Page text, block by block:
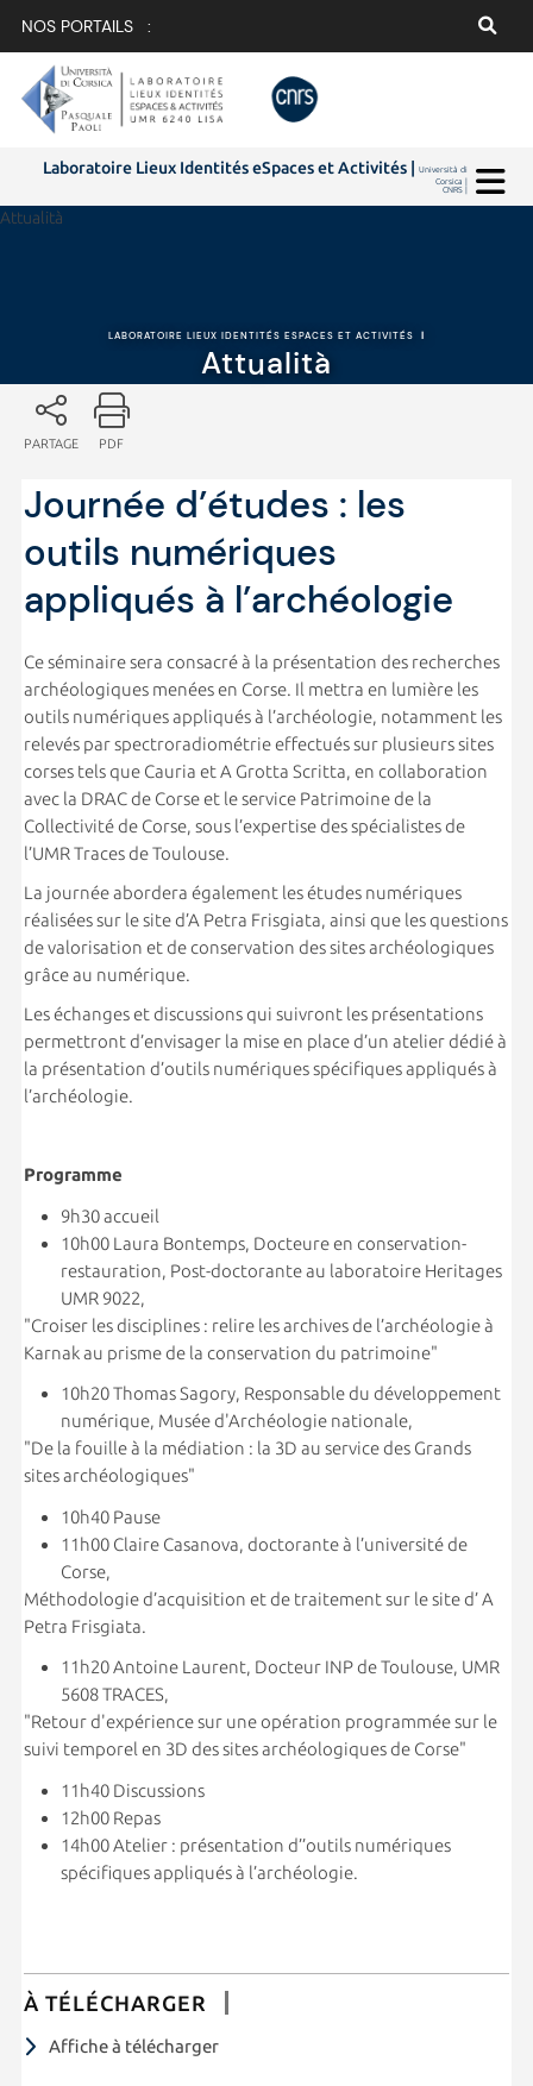
NOS PORTAILS :
Laboratoire Lieux Identités eSpaces et Activités |Università di
Corsica |
CNRS |
Attualità
LABORATOIRE LIEUX IDENTITÉS ESPACES ET ACTIVITÉS |
Attualità
PARTAGE PDF
Journée d’études : les
outils numériques
appliqués à l’archéologie
Ce séminaire sera consacré à la présentation des recherches
archéologiques menées en Corse. Il mettra en lumière les
outils numériques appliqués à l’archéologie, notamment les
relevés par spectroradiométrie effectués sur plusieurs sites
corses tels que Cauria et A Grotta Scritta, en collaboration
avec la DRAC de Corse et le service Patrimoine de la
Collectivité de Corse, sous l’expertise des spécialistes de
l’UMR Traces de Toulouse.
La journée abordera également les études numériques
réalisées sur le site d’A Petra Frisgiata, ainsi que les questions
de valorisation et de conservation des sites archéologiques
grâce au numérique.
Les échanges et discussions qui suivront les présentations
permettront d’envisager la mise en place d’un atelier dédié à
la présentation d’outils numériques spécifiques appliqués à
l’archéologie.
Programme
9h30 accueil
10h00 Laura Bontemps, Docteure en conservation-
restauration, Post-doctorante au laboratoire Heritages
UMR 9022,
"Croiser les disciplines : relire les archives de l’archéologie à
Karnak au prisme de la conservation du patrimoine"
10h20 Thomas Sagory, Responsable du développement
numérique, Musée d'Archéologie nationale,
"De la fouille à la médiation : la 3D au service des Grands
sites archéologiques"
10h40 Pause
11h00 Claire Casanova, doctorante à l’université de
Corse,
Méthodologie d’acquisition et de traitement sur le site d’ A
Petra Frisgiata.
11h20 Antoine Laurent, Docteur INP de Toulouse, UMR
5608 TRACES,
"Retour d'expérience sur une opération programmée sur le
suivi temporel en 3D des sites archéologiques de Corse"
11h40 Discussions
12h00 Repas
14h00 Atelier : présentation d’’outils numériques
spécifiques appliqués à l’archéologie.
À TÉLÉCHARGER
Affiche à télécharger